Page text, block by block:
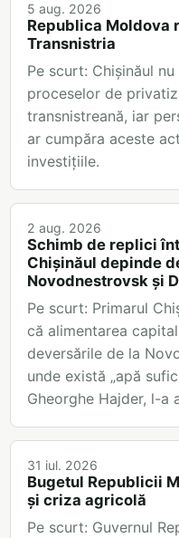
5 aug. 2026
Republica
Transnistria
Pe scurt: Chișinăul
proceselor de
transnistreană, iar
ar cumpăra aceste
investițiile.
2 aug. 2026
Schimb de replici
Chișinăul depinde
Novodnestrovsk și
Pe scurt: Primarul
că alimentarea
deversările de la
unde există „apă
Gheorghe Hajder, l-a
31 iul. 2026
Bugetul Republicii
și criza agricolă
Pe scurt: Guvernul